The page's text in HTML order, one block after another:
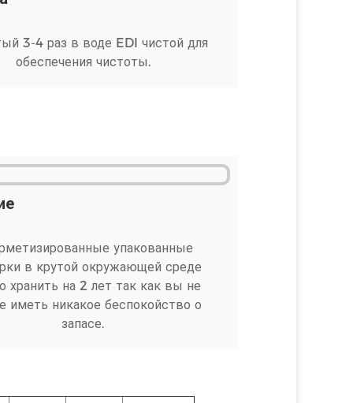
3-4 раз в воде EDI чистой для
обеспечения чистоты.
упакованные
в крутой окружающей среде
хранить на 2 лет так как вы не
иметь никакое беспокойство о
запасе.